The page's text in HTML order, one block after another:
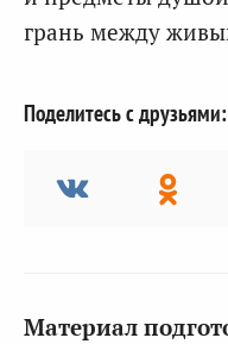
грань между
Поделитесь с друзьями:
Материал